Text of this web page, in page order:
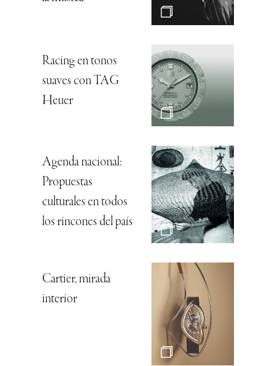
Racing en tonos
suaves con TAG
Heuer
Agenda nacional:
Propuestas
culturales en todos
los rincones del país
Cartier, mirada
interior